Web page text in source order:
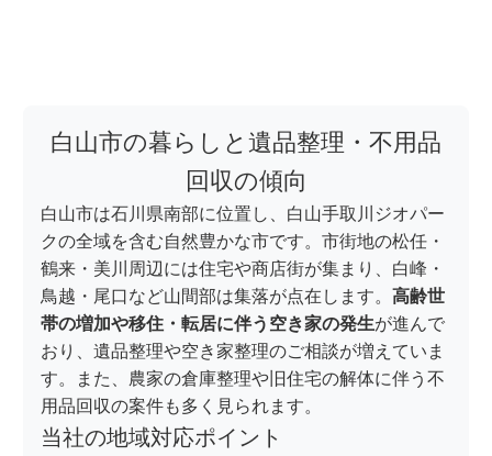
白山市の暮らしと遺品整理・不用品
回収の傾向
白山市は石川県南部に位置し、白山手取川ジオパー
クの全域を含む自然豊かな市です。市街地の松任・
鶴来・美川周辺には住宅や商店街が集まり、白峰・
鳥越・尾口など山間部は集落が点在します。 高齢世
帯の増加や移住・転居に伴う空き家の発生が進んで
おり、遺品整理や空き家整理のご相談が増えていま
す。また、農家の倉庫整理や旧住宅の解体に伴う不
用品回収の案件も多く見られます。
当社の地域対応ポイント